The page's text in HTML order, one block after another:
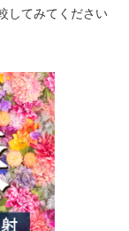
してみてください